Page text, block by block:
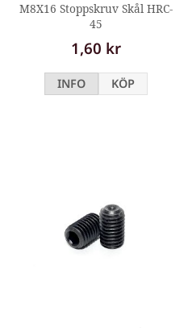
M8X16 Stoppskruv Skål HRC-
45
1,60 kr
INFO KÖP